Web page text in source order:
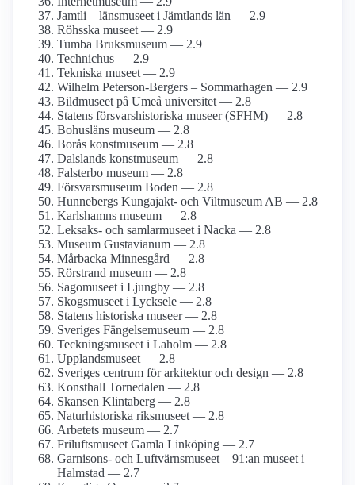
Jamtli – länsmuseet i Jämtlands län — 2.9
Röhsska museet — 2.9
Tumba Bruksmuseum — 2.9
Technichus — 2.9
Tekniska museet — 2.9
Wilhelm Peterson-Bergers – Sommarhagen — 2.9
Bildmuseet på Umeå universitet — 2.8
Statens försvars­historiska museer (SFHM) — 2.8
Bohusläns museum — 2.8
Borås konstmuseum — 2.8
Dalslands konstmuseum — 2.8
Falsterbo museum — 2.8
Försvars­museum Boden — 2.8
Hunnebergs Kungajakt- och Viltmuseum AB — 2.8
Karlshamns museum — 2.8
Leksaks- och samlar­museet i Nacka — 2.8
Museum Gustavianum — 2.8
Mårbacka Minnesgård — 2.8
Rörstrand museum — 2.8
Sagomuseet i Ljungby — 2.8
Skogsmuseet i Lycksele — 2.8
Statens historiska museer — 2.8
Sveriges Fängelsemuseum — 2.8
Teckningsmuseet i Laholm — 2.8
Upplands­museet — 2.8
Sveriges centrum för arkitektur och design — 2.8
Konsthall Tornedalen — 2.8
Skansen Klintaberg — 2.8
Naturhistoriska riksmuseet — 2.8
Arbetets museum — 2.7
Frilufts­museet Gamla Linköping — 2.7
Garnisons- och Luftvärns­museet – 91:an museet i
Halmstad — 2.7